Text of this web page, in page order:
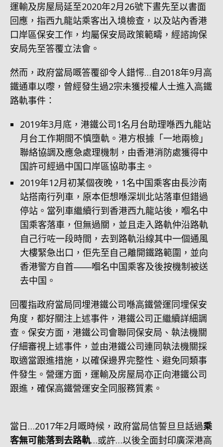
運輸及房屋局延至2020年2月26號下晝先至以書面
回應，指西九龍站乘客出入境檢查，以及站內香港
口岸區保安工作，均屬保安局政策範疇，經諮詢保
安局先至答覆立法會。
然而，政府當局嘅答覆卻令人錯愕…自2018年9月高
鐵通車以嚟，曾經發生過2宗未獲授權人士進入高鐵
路軌事件：
2019年3月底，港鐵公司1名月台助理喺西九龍站
月台工作期間不慎墮軌。港方根據「一地兩檢」
聯絡協調及應急處理機制，由香港消防處獲得中
国許可經過中国口岸區協助事主。
2019年12月初某個夜晚，1名中国乘客由長沙南
站搭南行列車，原本佢想喺深圳北站落車但錯過
停站。當列車繼續行到香港西九龍站後，嗰名中
国乘客落車，但無過關，並且走入路軌仲沿路軌
自己行咗一段時間，去到路軌沿線其中一個通風
大樓緊急出口，佢先至自己離開鐵路範圍，並向
香港警方自首――嗰名中国乘客及後按機制被送
去中国。
回覆指政府當局同埋港鐵公司喺高鐵營運同埋保安
角度，都好關注上述事件，港鐵公司正繼續詳細調
查。保安方面，港鐵公司會聯同保安局、執法機關
仔細審視上述事件，並由港鐵公司連同執法機關採
取適當跟進措施，以確保邊界完整性、避免同類事
件發生。營運方面，運輸及房屋局亦正向港鐵公司
跟進，確保高鐵營運安全同服務質素。
當日…2017年2月嘅時候，政府當局信誓旦旦話過乘
客無可能落到去路軌…或許…以後全面封印廣深港高